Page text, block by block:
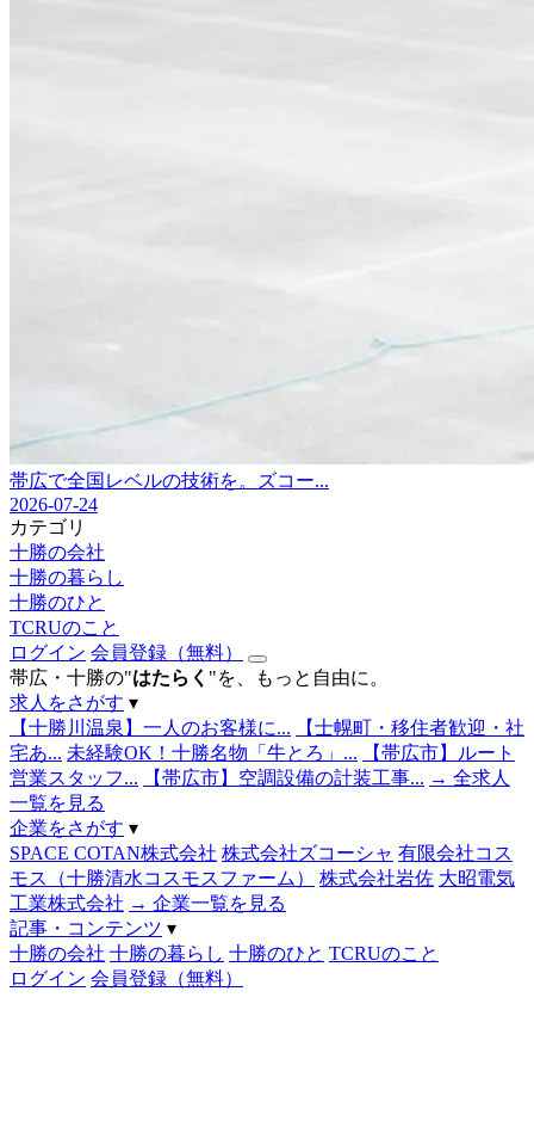
帯広で全国レベルの技術を。ズコー...
2026-07-24
カテゴリ
十勝の会社
十勝の暮らし
十勝のひと
TCRUのこと
ログイン 会員登録（無料）
帯広・十勝の"はたらく "を、もっと自由に。
求人をさがす ▾
【十勝川温泉】一人のお客様に...
【士幌町・移住者歓迎・社
宅あ... 未経験OK！十勝名物「牛とろ」...
【帯広市】ルート
営業スタッフ...
【帯広市】空調設備の計装工事... → 全求人
一覧を見る
企業をさがす ▾
SPACE COTAN株式会社 株式会社ズコーシャ 有限会社コス
モス（十勝清水コスモスファーム）
株式会社岩佐 大昭電気
工業株式会社 → 企業一覧を見る
記事・コンテンツ ▾
十勝の会社 十勝の暮らし 十勝のひと TCRUのこと
ログイン 会員登録（無料）